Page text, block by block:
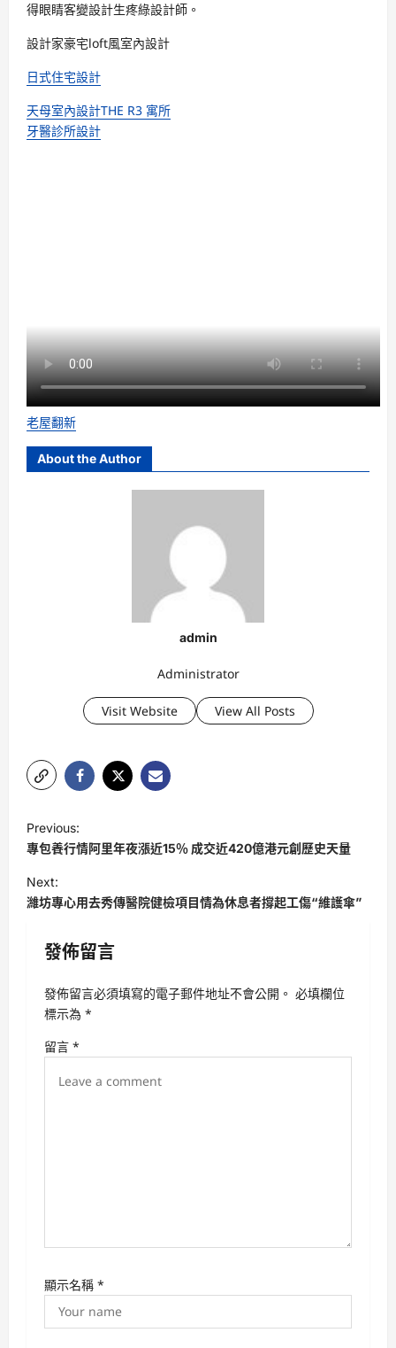
得眼睛客變設計生疼綠設計師 。
設計家豪宅loft風室內設計
日式住宅設計
天母室內設計THE R3 寓所
牙醫診所設計
老屋翻新
About the Author
admin
Administrator
Visit Website View All Posts
o
s
t
Previous:
專包養行情阿里年夜漲近15％ 成交近420億港元創歷史天量
Next:
濰坊專心用去秀傳醫院健檢項目情為休息者撐起工傷“維護傘”
發佈留言
發佈留言必須填寫的電子郵件地址不會公開。 必填欄位
標示為 *
留言 *
顯示名稱 *